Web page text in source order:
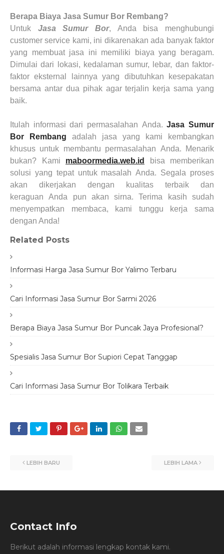
Berapa Biaya Jasa Sumur Bor Rembang?
Untuk Jasa Sumur Bor, Anda bisa menghubungi
customer service kami, ini dikarenakan ada banyak faktor
yang membuat jasa ini memiliki biaya yang beragam.
Dimulai dari lokasi, kedalaman sumur, lebar, dan faktor-
faktor eksternal lainnya yang dibutuhkan kesepakatan
bersama antar dua pihak agar terjalin kerja sama yang
baik.
Itulah informasi dari permasalahan Anda.Jasa Sumur
Bor Rembang adalah jasa yang kami kembangkan
khusus untuk membantu permasalahan Anda. Menarik
bukan? Kami maboormedia.web.id
bisa memberikan
solusi yang tepat untuk masalahAnda. Segala proses
akan dikerjakan dengan kualitas terbaik dan
keraguanAnda pun akan sirna. Terima kasih sudah
menyempatkan membaca, kami tunggu kerja sama
dengan Anda!
Related Posts
Informasi Harga Jasa Sumur Bor Yalimo Terbaru
Cari Informasi Jasa Sumur Bor Sarmi 2026
Berapa Biaya Jasa Sumur Bor Puncak Jaya Profesional?
Spesialis Jasa Sumur Bor Supiori Cepat Tanggap
Cari Informasi Jasa Sumur Bor Tolikara Terbaik
LEBIH BARU LEBIH LAMA
Contact Info
Berikut adalah informasi lengkap kontak kami.